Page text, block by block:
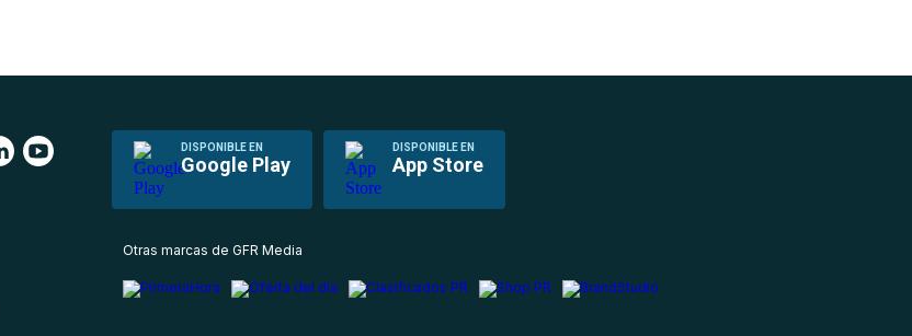
DISPONIBLE EN
Google Play
DISPONIBLE EN
App Store
Otras marcas de GFR Media